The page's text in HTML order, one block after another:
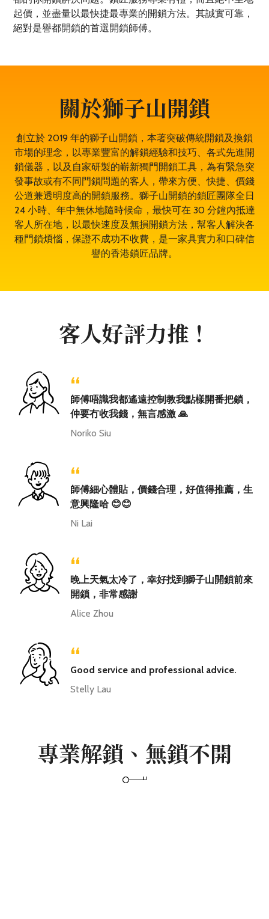
起價，並盡量以最快捷最專業的開鎖方法。其誠實可靠，
絕對是譽都開鎖的首選開鎖師傅。
關於獅子山開鎖
創立於 2019 年的獅子山開鎖，本著突破傳統開鎖及換鎖
市場的理念，以專業豐富的解鎖經驗和技巧、各式先進開
鎖儀器，以及自家研製的嶄新獨門開鎖工具，為有緊急突
發事故或有不同門鎖問題的客人，帶來方便、快捷、價錢
公道兼透明度高的開鎖服務。獅子山開鎖的鎖匠團隊全日
24 小時、年中無休地隨時候命，最快可在 30 分鐘內抵達
客人所在地，以最快速度及無損開鎖方法，幫客人解決各
種門鎖煩惱，保證不成功不收費，是一家具實力和口碑信
譽的香港鎖匠品牌。
客人好評力推！
“
師傅唔識我都遙遠控制教我點樣開番把鎖，
仲要冇收我錢，無言感激 🙏
Noriko Siu
“
師傅細心體貼，價錢合理，好值得推薦，生
意興隆哈 😊😊
Ni Lai
“
晚上天氣太冷了，幸好找到獅子山開鎖前來
開鎖，非常感謝
Alice Zhou
“
Good service and professional advice.
Stelly Lau
專業解鎖、無鎖不開